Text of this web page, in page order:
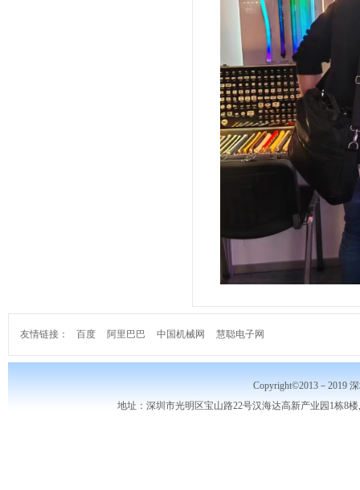
友情链接： 百度 阿里巴巴 中国机械网 慧聪电子网
Copyright©2013－2019
地址：深圳市光明区宝山路22号汉海达高新产业园1栋8楼